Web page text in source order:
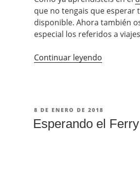
que no tengais que esperar
disponible. Ahora también
especial los referidos a
Continuar leyendo
Ferry
ARMAS»
PUBLICADO
8 DE ENERO DE 2018
Esperando el Ferry